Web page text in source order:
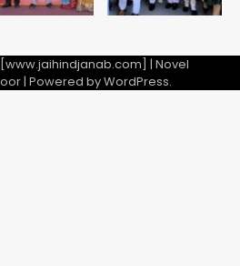
| Novel
| Powered byWordPress.